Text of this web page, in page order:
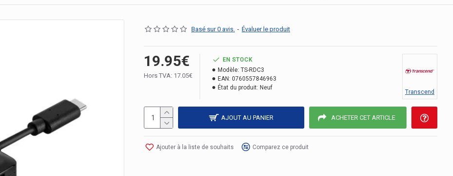
Basé sur 0 avis. - Évaluer le produit
19.95€
Hors TVA: 17.05€
EN STOCK
Modèle: TS-RDC3
EAN: 0760557846963
État du produit: Neuf
Transcend
AJOUT AU PANIER ACHETER CET ARTICLE
Ajouter à la liste de souhaits Comparez ce produit